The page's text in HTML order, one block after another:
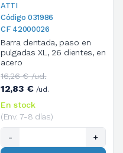
ATTI
Código 031986
CF 42000026
Barra dentada, paso en
pulgadas XL, 26 dientes, en
acero
16,26 € /ud.
12,83 €/ud.
En stock
(Env. 7-8 días)
- +